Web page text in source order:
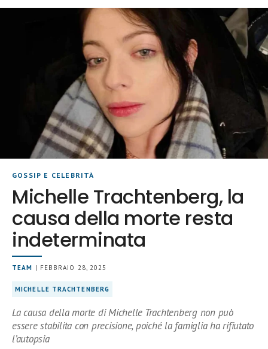
GOSSIP E CELEBRITÀ
Michelle Trachtenberg, la
causa della morte resta
indeterminata
TEAM | FEBBRAIO 28, 2025
MICHELLE TRACHTENBERG
La causa della morte di Michelle Trachtenberg non può
essere stabilita con precisione, poiché la famiglia ha rifiutato
l’autopsia